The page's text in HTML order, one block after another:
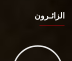
الزائـرون